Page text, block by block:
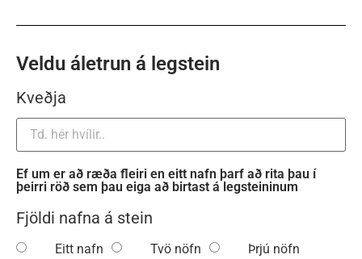
Veldu áletrun á legstein
Kveðja
Ef um er að ræða fleiri en eitt nafn þarf að rita þau í
þeirri röð sem þau eiga að birtast á legsteininum
Fjöldi nafna á stein
Eitt nafn Tvö nöfn
Þrjú nöfn